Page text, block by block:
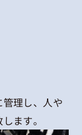
理し、人や
ます。